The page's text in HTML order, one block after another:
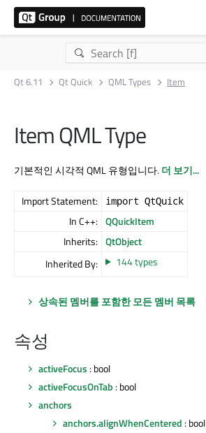
Qt 6.11 Qt Quick QML Types Item
Item QML Type
기본적인 시각적 QML 유형입니다.더 보기...
Import Statement: import QtQuick
In C++: QQuickItem
Inherits: QtObject
Inherited By:
144 types
상속된 멤버를 포함한 모든 멤버 목록
속성
activeFocus : bool
activeFocusOnTab : bool
anchors
anchors.alignWhenCentered : bool